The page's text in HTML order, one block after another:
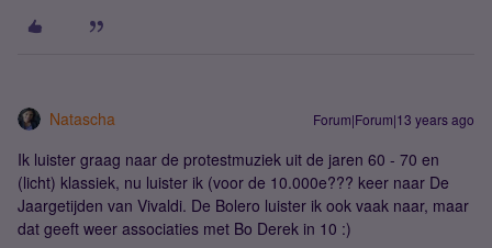
Natascha Forum|Forum|13 years ago
Ik luister graag naar de protestmuziek uit de jaren 60 - 70 en
(licht) klassiek, nu luister ik (voor de 10.000e??? keer naar De
Jaargetijden van Vivaldi. De Bolero luister ik ook vaak naar, maar
dat geeft weer associaties met Bo Derek in 10 :)